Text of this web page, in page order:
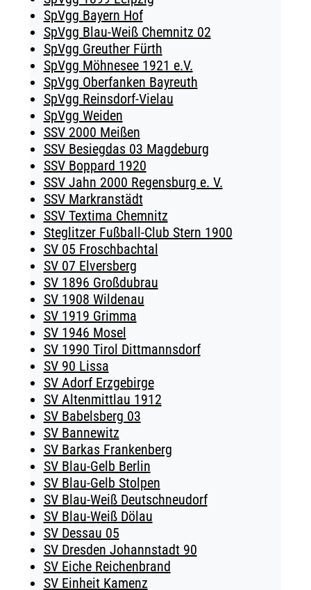
SpVgg Bayern Hof
SpVgg Blau-Weiß Chemnitz 02
SpVgg Greuther Fürth
SpVgg Möhnesee 1921 e.V.
SpVgg Oberfanken Bayreuth
SpVgg Reinsdorf-Vielau
SpVgg Weiden
SSV 2000 Meißen
SSV Besiegdas 03 Magdeburg
SSV Boppard 1920
SSV Jahn 2000 Regensburg e. V.
SSV Markranstädt
SSV Textima Chemnitz
Steglitzer Fußball-Club Stern 1900
SV 05 Froschbachtal
SV 07 Elversberg
SV 1896 Großdubrau
SV 1908 Wildenau
SV 1919 Grimma
SV 1946 Mosel
SV 1990 Tirol Dittmannsdorf
SV 90 Lissa
SV Adorf Erzgebirge
SV Altenmittlau 1912
SV Babelsberg 03
SV Bannewitz
SV Barkas Frankenberg
SV Blau-Gelb Berlin
SV Blau-Gelb Stolpen
SV Blau-Weiß Deutschneudorf
SV Blau-Weiß Dölau
SV Dessau 05
SV Dresden Johannstadt 90
SV Eiche Reichenbrand
SV Einheit Kamenz